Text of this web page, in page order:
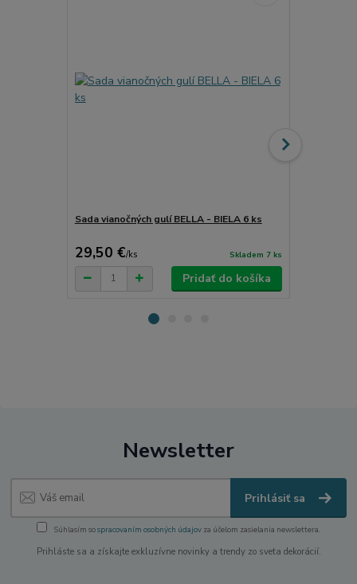
Sada vianočných gulí BELLA - BIELA ​​6 ks
29,50 €/ks Skladem 7 ks
Pridať do košíka
Newsletter
Prihlásiť sa
Súhlasím sospracovaním osobných údajov za účelom zasielania newslettera.
Prihláste sa a získajte exkluzívne novinky a trendy zo sveta dekorácií.